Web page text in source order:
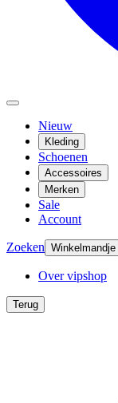
Nieuw
Kleding
Schoenen
Accessoires
Merken
Sale
Account
Zoeken Winkelmandje
Over vipshop
Terug